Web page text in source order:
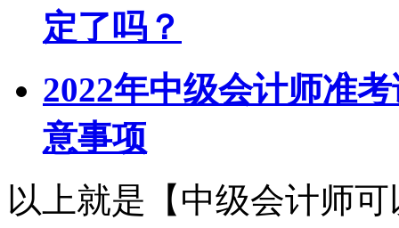
定了吗？
2022年中级会计师准
意事项
以上就是【中级会计师